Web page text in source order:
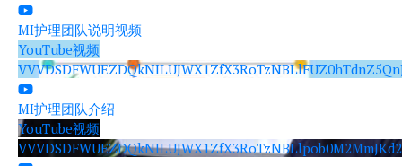
MI护理团队说明视频
YouTube视频
MI护理团队介绍
YouTube视频